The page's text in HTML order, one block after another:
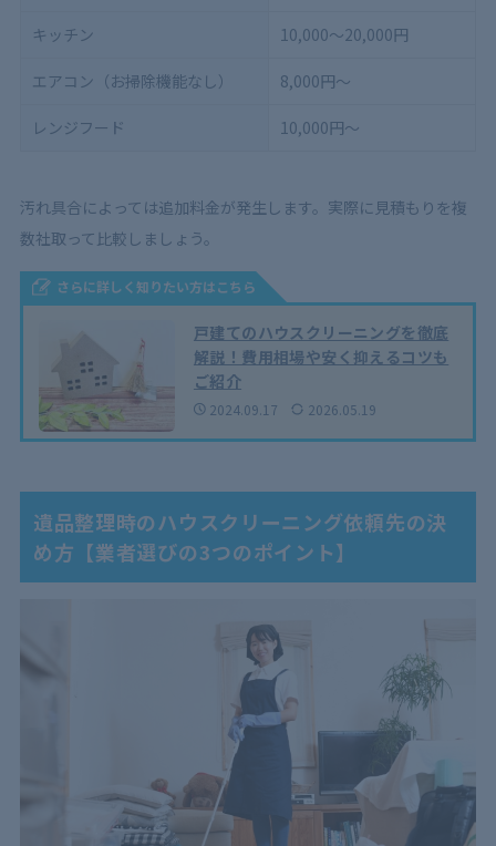
キッチン 10,000〜20,000円
エアコン（お掃除機能なし） 8,000円〜
レンジフード 10,000円〜
汚れ具合によっては追加料金が発生します。実際に見積もりを複
数社取って比較しましょう。
さらに詳しく知りたい方はこちら
戸建てのハウスクリーニングを徹底
解説！費用相場や安く抑えるコツも
ご紹介
2024.09.17 2026.05.19
遺品整理時のハウスクリーニング依頼先の決
め方【業者選びの3つのポイント】